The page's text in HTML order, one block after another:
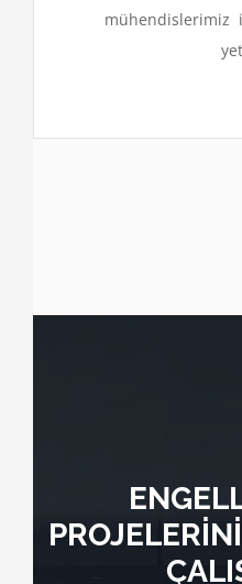
mühendislerimiz